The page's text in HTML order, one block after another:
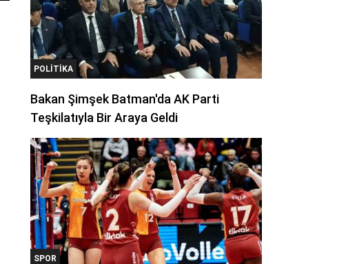
POLITIKA
Bakan Şimşek Batman'da AK Parti
Teşkilatıyla Bir Araya Geldi
SPOR